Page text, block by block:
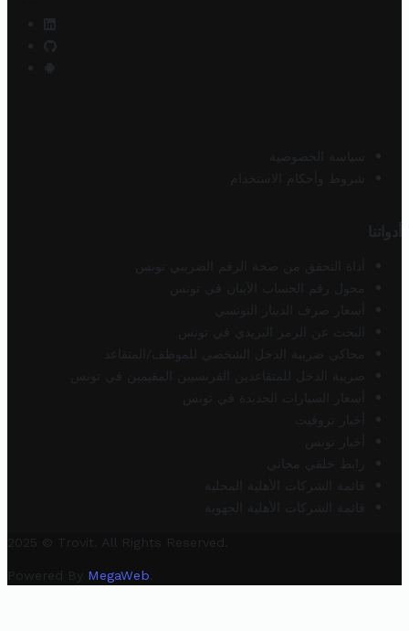
سياسة الخصوصية
شروط وأحكام الاستخدام
أدواتنا
أداة التحقق من صحة الرقم الضريبي تونس
محول رقم الحساب الآيبان في تونس
أسعار صرف الدينار التونسي
البحث عن الرمز البريدي في تونس
محاكي ضريبة الدخل الشخصي للموظف/المتقاعد
ضريبة الدخل للمتقاعدين الفرنسيين المقيمين في تونس
أسعار السيارات الجديدة في تونس
أخبار تروفيت
أخبار تونس
رابط خلفي مجاني
قائمة الشركات الأهلية المحلية
قائمة الشركات الأهلية الجهوية
2025 © Trovit. All Rights Reserved.
Powered By MegaWeb